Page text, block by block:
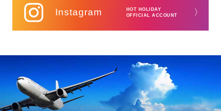
Instagram
HOT HOLIDAY
OFFICIAL ACCOUNT
〉